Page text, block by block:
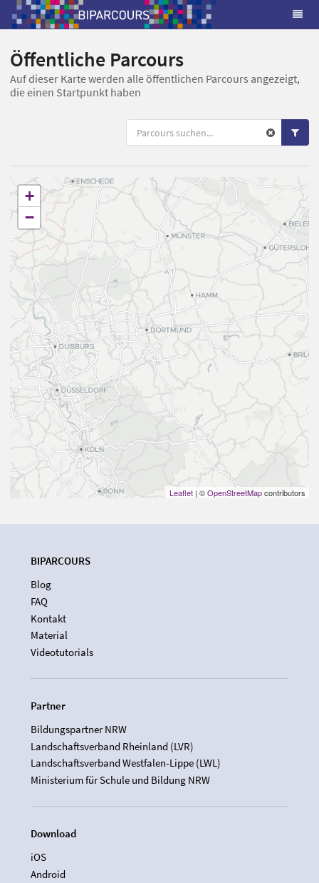
Öffentliche Parcours
Auf dieser Karte werden alle öffentlichen Parcours angezeigt,
die einen Startpunkt haben
+
−
Leaflet | ©OpenStreetMapcontributors
BIPARCOURS
Blog
FAQ
Kontakt
Material
Videotutorials
Partner
Bildungspartner NRW
Landschaftsverband Rheinland (LVR)
Landschaftsverband Westfalen-Lippe (LWL)
Ministerium für Schule und Bildung NRW
Download
iOS
Android